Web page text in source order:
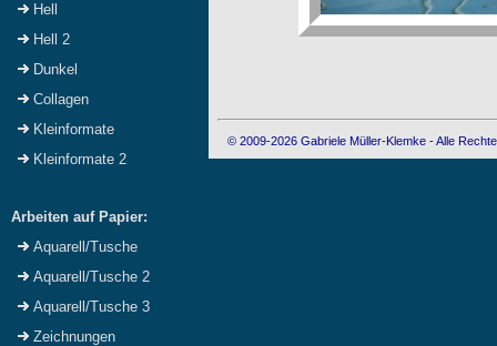
Hell
Hell 2
Dunkel
Collagen
Kleinformate
Kleinformate 2
Arbeiten auf Papier:
Aquarell/Tusche
Aquarell/Tusche 2
Aquarell/Tusche 3
Zeichnungen
© 2009-2026 Gabriele Müller-Klemke - Alle